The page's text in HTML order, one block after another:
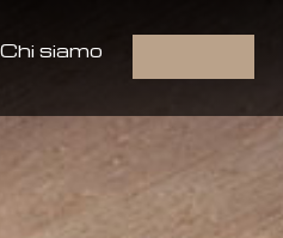
Chi siamo